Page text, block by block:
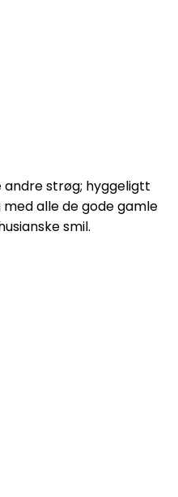
strøg; hyggeligtt
alle de gode gamle
smil.